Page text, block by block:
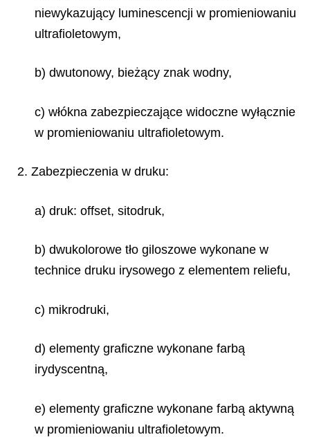
niewykazujący luminescencji w promieniowaniu
ultrafioletowym,
b) dwutonowy, bieżący znak wodny,
c) włókna zabezpieczające widoczne wyłącznie
w promieniowaniu ultrafioletowym.
2. Zabezpieczenia w druku:
a) druk: offset, sitodruk,
b) dwukolorowe tło giloszowe wykonane w
technice druku irysowego z elementem reliefu,
c) mikrodruki,
d) elementy graficzne wykonane farbą
irydyscentną,
e) elementy graficzne wykonane farbą aktywną
w promieniowaniu ultrafioletowym.